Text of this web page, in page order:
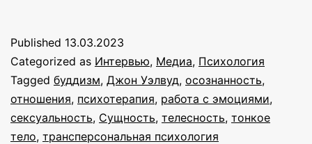
интервью
с
Джоном
Уэлвудом
Published 13.03.2023
Categorized as Интервью, Медиа, Психология
Tagged буддизм, Джон Уэлвуд, осознанность,
отношения, психотерапия, работа с эмоциями,
сексуальность, Сущность, телесность, тонкое
тело, трансперсональная психология